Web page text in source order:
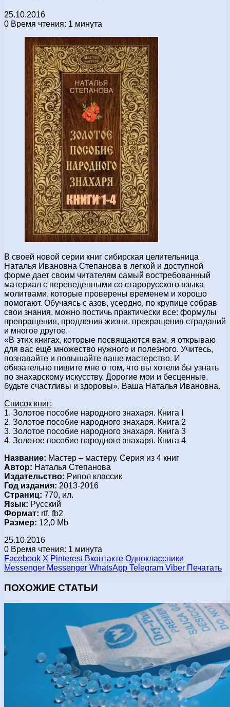
25.10.2016
0 Время чтения: 1 минута
В своей новой серии книг сибирская целительница
Наталья Ивановна Степанова в легкой и доступной
форме дает своим читателям самый востребованный
материал с переведенными со старорусского языка
молитвами, которые проверены временем и хорошо
помогают. Обучаясь с азов, усердно, по крупице собрав
свои знания, можно постичь практически все: формулы
превращения, продления жизни, прекращения страданий
и многое другое.
«В этих книгах, которые посвящаются вам, я открываю
для вас ещё множество нужного и полезного. Учитесь,
познавайте и повышайте ваше мастерство. И
обязательно пишите мне о том, что вы хотели бы узнать
по знахарскому искусству. Дорогие мои и бесценные,
будьте счастливы и здоровы». Ваша Наталья Ивановна.
Список книг:
1. Золотое пособие народного знахаря. Книга I
2. Золотое пособие народного знахаря. Книга 2
3. Золотое пособие народного знахаря. Книга 3
4. Золотое пособие народного знахаря. Книга 4
Название: Мастер – мастеру. Серия из 4 книг
Автор: Наталья Степанова
Издательство: Рипол классик
Год издания: 2013-2016
Страниц: 770, ил.
Язык: Русский
Формат: rtf, fb2
Размер: 12,0 Mb
25.10.2016
0 Время чтения: 1 минута
Facebook X Pinterest Вконтакте Одноклассники
Messenger Messenger WhatsApp Telegram Viber Печатать
ПОХОЖИЕ СТАТЬИ